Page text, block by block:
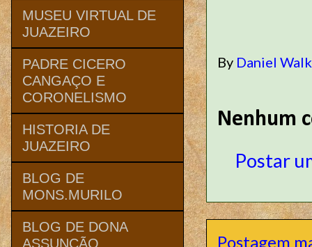
By Daniel
Nenhum
Postar
Postagem
MUSEU VIRTUAL DE
JUAZEIRO
PADRE CICERO
CANGAÇO E
CORONELISMO
HISTORIA DE
JUAZEIRO
BLOG DE
MONS.MURILO
BLOG DE DONA
ASSUNÇÃO